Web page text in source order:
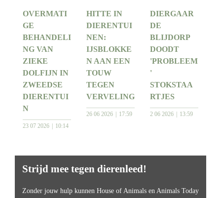
OVERMATI
GE
BEHANDELI
NG VAN
ZIEKE
DOLFIJN IN
ZWEEDSE
DIERENTUI
N
23 07 2026 10:14
HITTE IN
DIERENTUI
NEN:
IJSBLOKKE
N AAN EEN
TOUW
TEGEN
VERVELING
26 06 2026 17:59
DIERGAAR
DE
BLIJDORP
DOODT
'PROBLEEM
'
STOKSTAA
RTJES
2 06 2026 13:59
Strijd mee tegen dierenleed!
Zonder jouw hulp kunnen House of Animals en Animals Today